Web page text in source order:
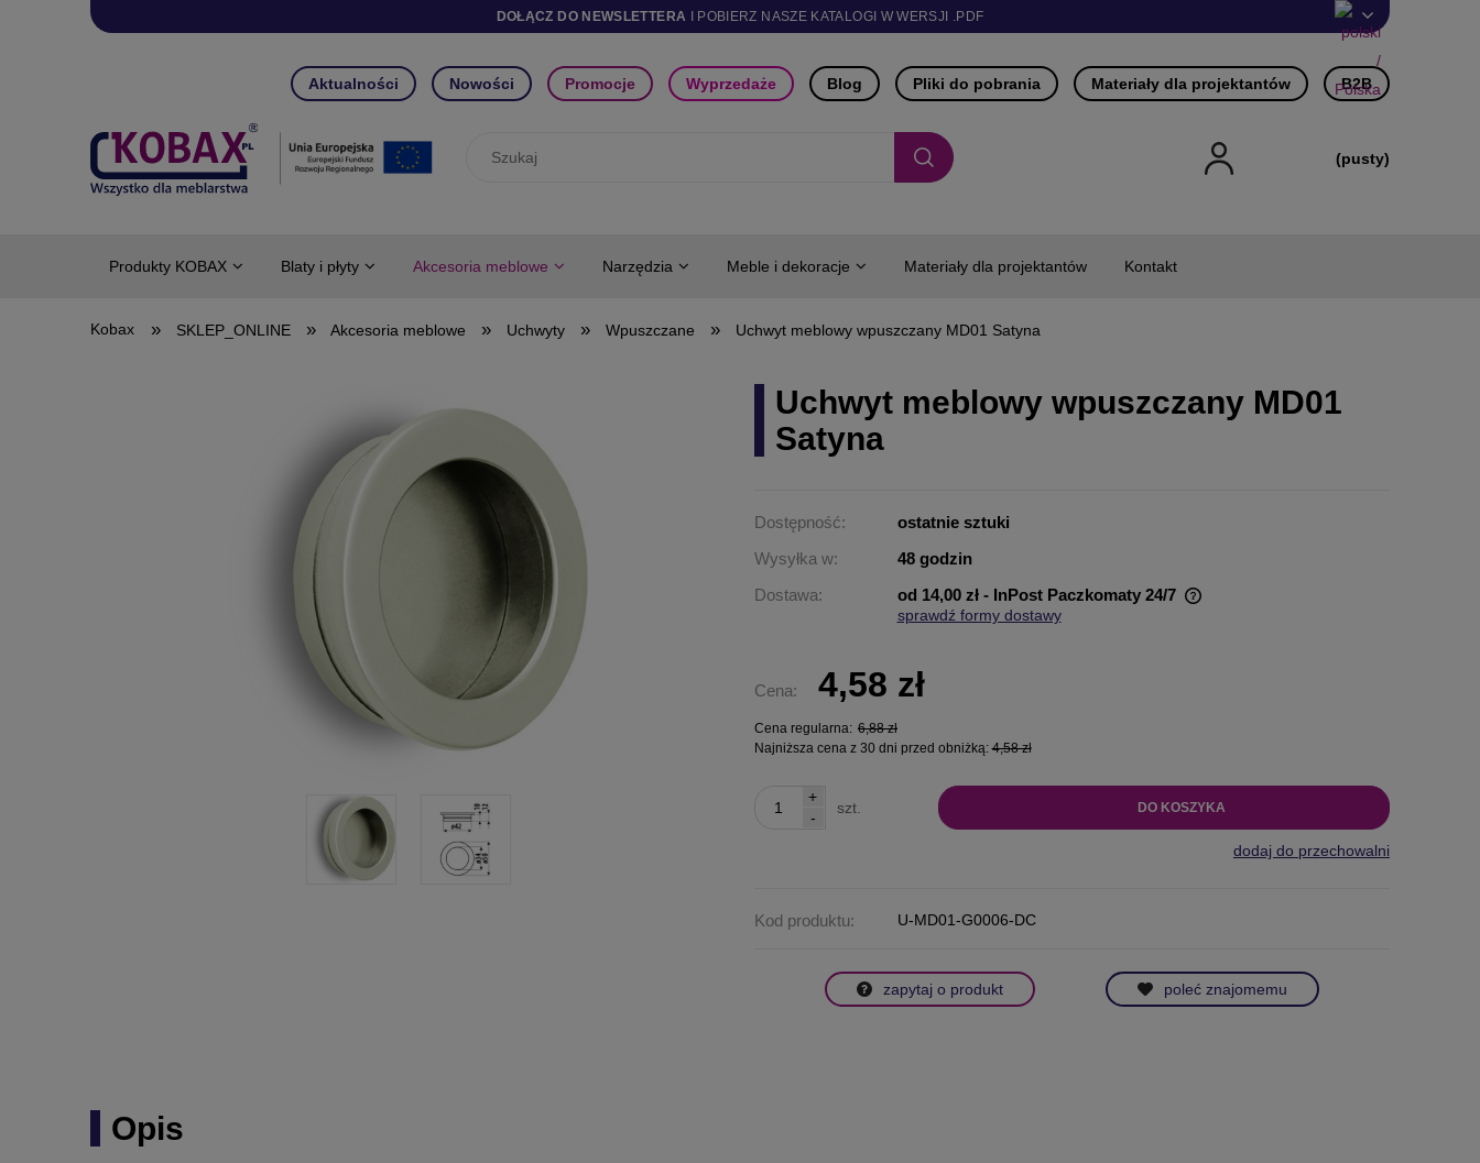
DOŁĄCZ DO NEWSLETTERA I POBIERZ NASZE KATALOGI W WERSJI .PDF
Aktualności Nowości Promocje Wyprzedaże Blog Pliki do pobrania Materiały dla projektantów B2B
(pusty)
Produkty KOBAX Blaty i płyty Akcesoria meblowe Narzędzia Meble i dekoracje Materiały dla projektantów Kontakt
» SKLEP_ONLINE » Akcesoria meblowe » Uchwyty » Wpuszczane » Uchwyt meblowy wpuszczany MD01 Satyna
Uchwyt meblowy wpuszczany MD01
Satyna
Dostępność:
ostatnie sztuki
Wysyłka w:
48 godzin
Dostawa:
od 14,00 zł - InPost Paczkomaty 24/7
sprawdź formy dostawy
Cena: 4,58 zł
Cena regularna: 6,88 zł
Najniższa cena z 30 dni przed obniżką:4,58 zł
-
+
szt. DO KOSZYKA
dodaj do przechowalni
Kod produktu: U-MD01-G0006-DC
zapytaj o produkt poleć znajomemu
Opis